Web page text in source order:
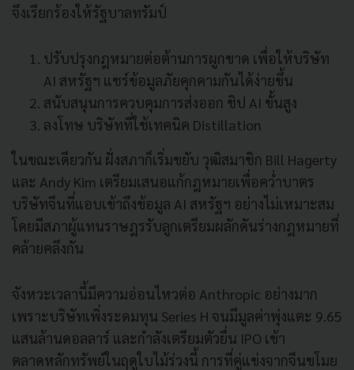
จึงเรียกร้องให้รัฐบาลทรัมป์
ปรับปรุงกฎหมายต่อต้านการผูกขาด เพื่อให้บริษัท
AI สหรัฐฯ แชร์ข้อมูลภัยคุกคามกันได้ง่ายขึ้น
สนับสนุนการควบคุมการส่งออก ชิป AI ขั้นสูง
ลงโทษ บริษัทที่ใช้เทคนิค Distillation
ในขณะเดียวกัน ฝั่งสภาก็เริ่มขยับ วุฒิสมาชิก Bill Hagerty
และ Andy Kim เตรียมเสนอแก้กฎหมายเพื่อคว่ำบาตร
บริษัทจีนที่แอบเข้าถึงข้อมูล AI สหรัฐฯ อย่างไม่เหมาะสม
โดยมีสภาผู้แทนราษฎรรับลูกเตรียมผลักดันร่างกฎหมายที่
คล้ายคลึงกัน
จังหวะเวลานี้มีความอ่อนไหวต่อ Anthropic อย่างมาก
เพราะบริษัทเพิ่งระดมทุน Series H จนมีมูลค่าพุ่งแตะ 9.65
แสนล้านดอลลาร์ และกำลังเตรียมตัวยื่น IPO เข้า
ตลาดหลักทรัพย์ในฤดูใบไม้ร่วงนี้ การที่คู่แข่งจากจีนขโมย